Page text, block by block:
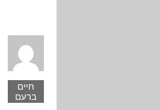
חיים
ברעם